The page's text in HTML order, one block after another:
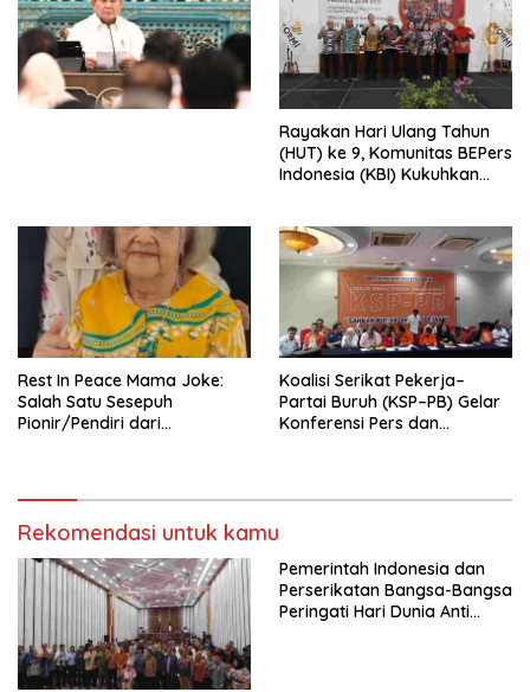
Ekonomi Politik Indonesia) &
Simposium Nasional “Urgensi
Undang-Undang
Perekonomian Nasional dan
Kesejahteraan Sosial dalam
Rayakan Hari Ulang Tahun
(HUT) ke 9, Komunitas BEPers
Indonesia (KBI) Kukuhkan
Tema: “Penguatan dan
Pengembangan Organisasi
KBI yang Berbasis Riset di
seluruh Indonesia dan
Mancanegara”.
Rest In Peace Mama Joke:
Salah Satu Sesepuh
Pionir/Pendiri dari
Kasih Allah.
Koalisi Serikat Pekerja–
Partai Buruh (KSP–PB) Gelar
Konferensi Pers dan
RUU Ketenagakerjaan Baru.
Rekomendasi untuk kamu
Pemerintah Indonesia dan
Perserikatan Bangsa-Bangsa
Peringati Hari Dunia Anti